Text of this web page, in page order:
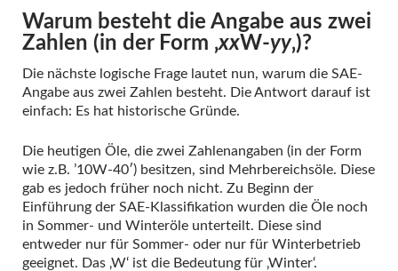
Warum besteht die Angabe aus zwei
Zahlen (in der Form ‚xxW-yy‚)?
Die nächste logische Frage lautet nun, warum die SAE-
Angabe aus zwei Zahlen besteht. Die Antwort darauf ist
einfach: Es hat historische Gründe.
Die heutigen Öle, die zwei Zahlenangaben (in der Form
wie z.B. ’10W-40′) besitzen, sind Mehrbereichsöle. Diese
gab es jedoch früher noch nicht. Zu Beginn der
Einführung der SAE-Klassifikation wurden die Öle noch
in Sommer- und Winteröle unterteilt. Diese sind
entweder nur für Sommer- oder nur für Winterbetrieb
geeignet. Das ‚W‘ ist die Bedeutung für ‚Winter‘.